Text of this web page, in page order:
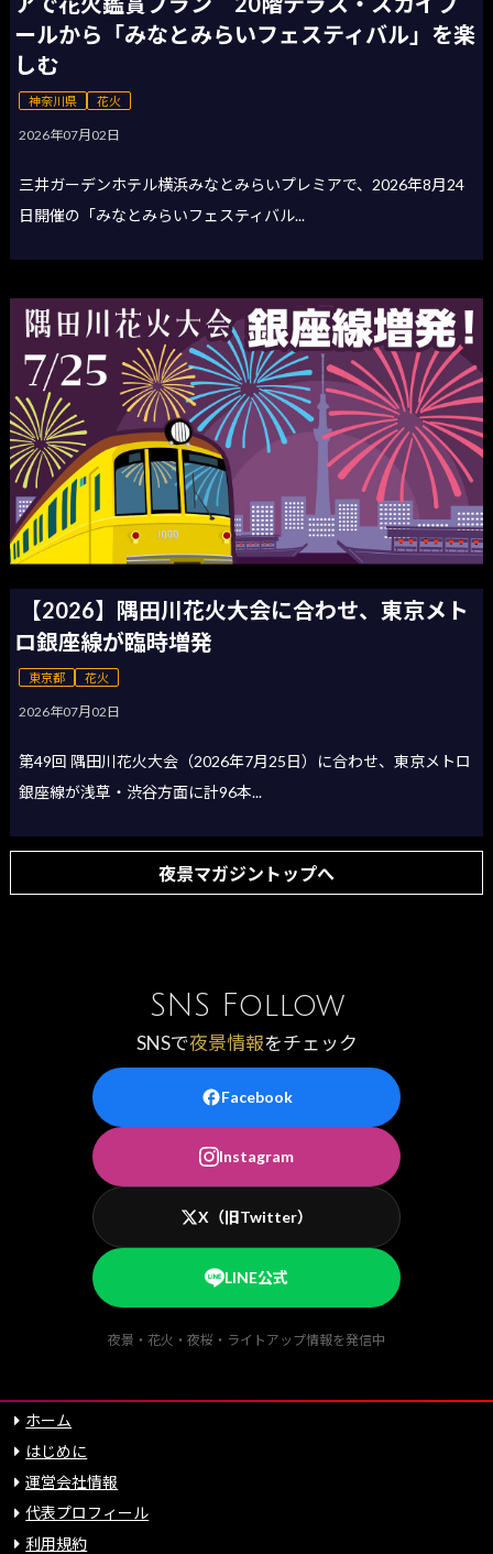
ールから「みなとみらいフェスティバル」を楽
しむ
神奈川県 花火
2026年07月02日
三井ガーデンホテル横浜みなとみらいプレミアで、2026年8月24
日開催の「みなとみらいフェスティバル...
【2026】隅田川花火大会に合わせ、東京メト
ロ銀座線が臨時増発
東京都 花火
2026年07月02日
第49回 隅田川花火大会（2026年7月25日）に合わせ、東京メトロ
銀座線が浅草・渋谷方面に計96本...
夜景マガジントップへ
SNS Follow
SNSで夜景情報をチェック
Facebook
Instagram
X（旧Twitter）
LINE公式
夜景・花火・夜桜・ライトアップ情報を発信中
ホーム
はじめに
運営会社情報
代表プロフィール
利用規約